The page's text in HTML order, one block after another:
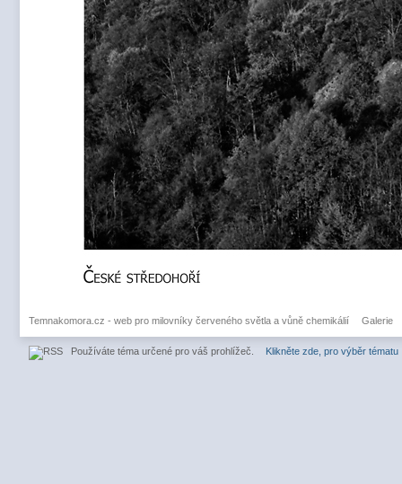
Temnakomora.cz - web pro milovníky červeného světla a vůně chemikálií Galerie
Používáte téma určené pro váš prohlížeč. Klikněte zde, pro výběr tématu